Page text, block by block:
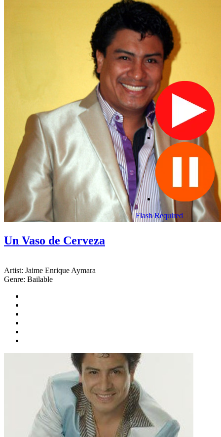
Flash Required
Un Vaso de Cerveza
Artist: Jaime Enrique Aymara
Genre: Bailable